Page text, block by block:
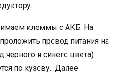
клеммы с АКБ. На
провод питания на
черного и синего цвета).
по кузову. Далее